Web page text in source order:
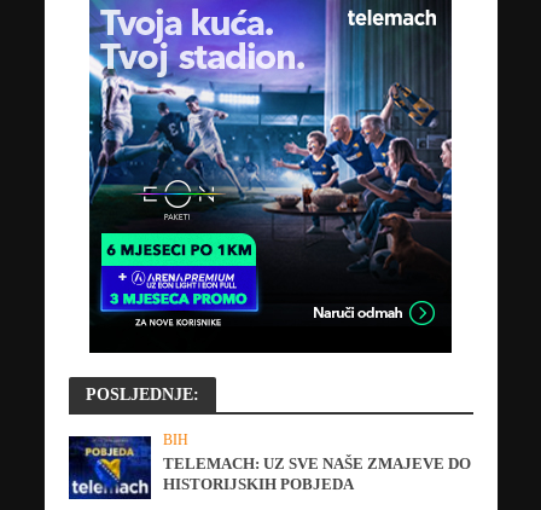
POSLJEDNJE:
BIH
TELEMACH: UZ SVE NAŠE ZMAJEVE DO
HISTORIJSKIH POBJEDA